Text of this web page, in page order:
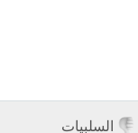
السلبيات